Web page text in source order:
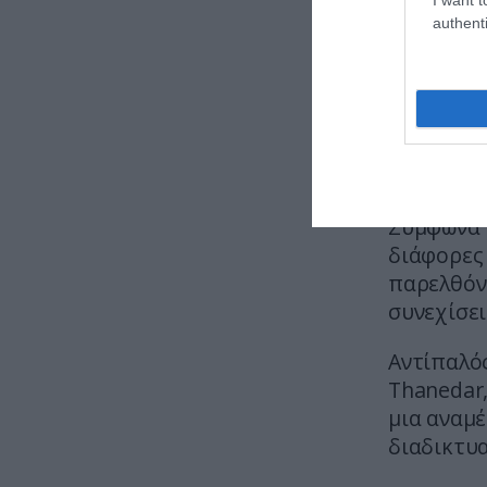
“I am a
one?”
— Mario
Σύμφωνα
παρελθόν
μια